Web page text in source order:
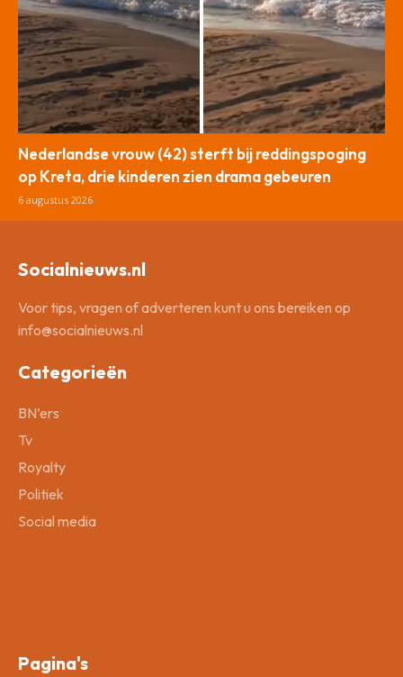
Nederlandse vrouw (42) sterft bij reddingspoging
op Kreta, drie kinderen zien drama gebeuren
6 augustus 2026
Socialnieuws.nl
Voor tips, vragen of adverteren kunt u ons bereiken op
info@socialnieuws.nl
Categorieën
BN’ers
Tv
Royalty
Politiek
Social media
Pagina's